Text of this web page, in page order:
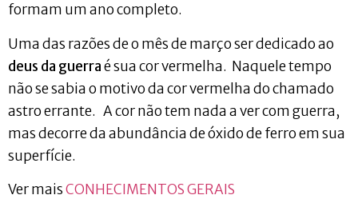
formam um ano completo.
Uma das razões de o mês de março ser dedicado ao
deus da guerraé sua cor vermelha. Naquele tempo
não se sabia o motivo da cor vermelha do chamado
astro errante. A cor não tem nada a ver com guerra,
mas decorre da abundância de óxido de ferro em sua
superfície.
Ver maisCONHECIMENTOS GERAIS